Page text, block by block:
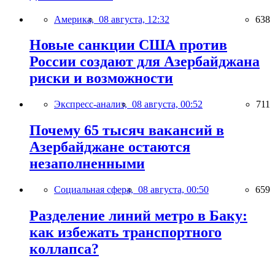
Америка, 08 августа, 12:32 638
Новые санкции США против
России создают для Азербайджана
риски и возможности
Экспресс-анализ, 08 августа, 00:52 711
Почему 65 тысяч вакансий в
Азербайджане остаются
незаполненными
Социальная сфера, 08 августа, 00:50 659
Разделение линий метро в Баку:
как избежать транспортного
коллапса?